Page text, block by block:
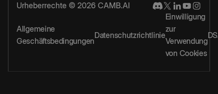
Urheberrechte © 2026 CAMB.AI
Allgemeine
Geschäftsbedingungen
Datenschutzrichtlinie
Einwilligung
zur
Verwendung
von Cookies